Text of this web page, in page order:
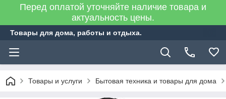
Перед оплатой уточняйте наличие товара и
актуальность цены.
Товары для дома, работы и отдыха.
Товары и услуги Бытовая техника и товары для дома